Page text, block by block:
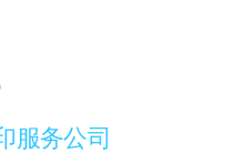
服务公司